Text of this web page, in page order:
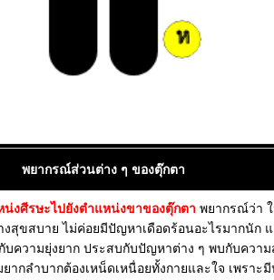
พยากรณ์ส่วนต่าง ๆ ของตุ๊กตา
น่งศีรษะไปยังตำแหน่งขาของตุ๊กตา พยากรณ์ว่า
งสุขสบาย ไม่ค่อยมีปัญหาเดือดร้อนอะไรมากนัก
บความยุ่งยาก ประสบกับปัญหาต่าง ๆ พบกับควา
ากลำบากต้องเหน็ดเหนื่อยทั้งกายและใจ เพราะ